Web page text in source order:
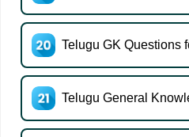
Telugu GK Questions
Telugu General